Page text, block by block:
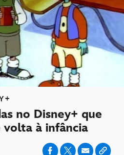
no Disney+ que
à infância